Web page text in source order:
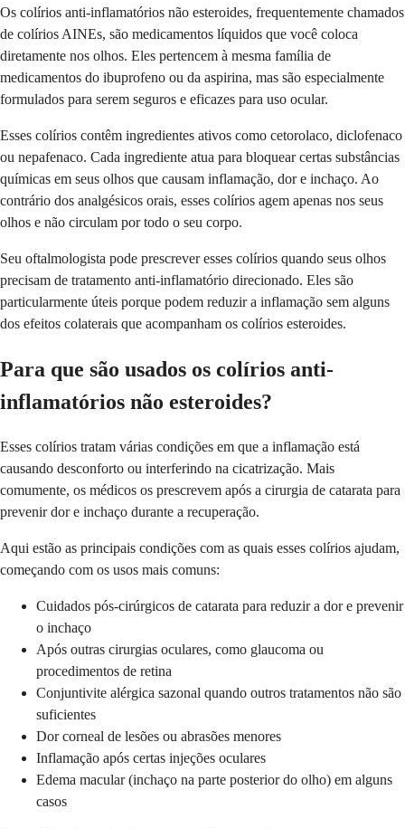
Os colírios anti-inflamatórios não esteroides, frequentemente chamados
de colírios AINEs, são medicamentos líquidos que você coloca
diretamente nos olhos. Eles pertencem à mesma família de
medicamentos do ibuprofeno ou da aspirina, mas são especialmente
formulados para serem seguros e eficazes para uso ocular.
Esses colírios contêm ingredientes ativos como cetorolaco, diclofenaco
ou nepafenaco. Cada ingrediente atua para bloquear certas substâncias
químicas em seus olhos que causam inflamação, dor e inchaço. Ao
contrário dos analgésicos orais, esses colírios agem apenas nos seus
olhos e não circulam por todo o seu corpo.
Seu oftalmologista pode prescrever esses colírios quando seus olhos
precisam de tratamento anti-inflamatório direcionado. Eles são
particularmente úteis porque podem reduzir a inflamação sem alguns
dos efeitos colaterais que acompanham os colírios esteroides.
Para que são usados os colírios anti-
inflamatórios não esteroides?
Esses colírios tratam várias condições em que a inflamação está
causando desconforto ou interferindo na cicatrização. Mais
comumente, os médicos os prescrevem após a cirurgia de catarata para
prevenir dor e inchaço durante a recuperação.
Aqui estão as principais condições com as quais esses colírios ajudam,
começando com os usos mais comuns:
Cuidados pós-cirúrgicos de catarata para reduzir a dor e prevenir
o inchaço
Após outras cirurgias oculares, como glaucoma ou
procedimentos de retina
Conjuntivite alérgica sazonal quando outros tratamentos não são
suficientes
Dor corneal de lesões ou abrasões menores
Inflamação após certas injeções oculares
Edema macular (inchaço na parte posterior do olho) em alguns
casos